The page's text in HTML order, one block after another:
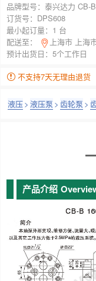
品牌型号： 泰兴达力 CB-
订货号： DPS608
最小起订量： 1 台
配送至：
上海市 上海
预计出货日：5个工作日
不支持7天无理由退货
液压> 液压泵 > 齿轮泵 >
产品介绍